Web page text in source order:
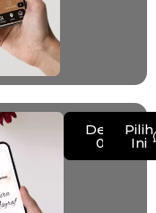
Demo
001
Pilih
Ini